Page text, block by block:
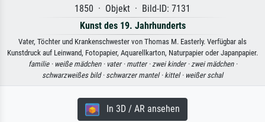
1850 · Objekt · Bild-ID: 7131
Kunst des 19. Jahrhunderts
Vater, Töchter und Krankenschwester von Thomas M. Easterly. Verfügbar als
Kunstdruck auf Leinwand, Fotopapier, Aquarellkarton, Naturpapier oder Japanpapier.
familie · weiße mädchen · vater · mutter · zwei kinder · zwei mädchen ·
schwarzweißes bild · schwarzer mantel · kittel · weißer schal
In 3D / AR ansehen